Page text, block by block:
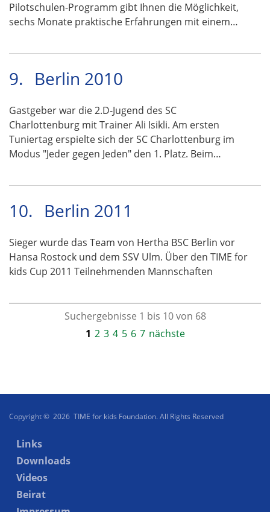
Pilotschulen-Programm gibt Ihnen die Möglichkeit,
sechs Monate praktische Erfahrungen mit einem…
9. Berlin 2010
Gastgeber war die 2.D-Jugend des SC
Charlottenburg mit Trainer Ali Isikli. Am ersten
Tuniertag erspielte sich der SC Charlottenburg im
Modus "Jeder gegen Jeden" den 1. Platz. Beim…
10. Berlin 2011
Sieger wurde das Team von Hertha BSC Berlin vor
Hansa Rostock und dem SSV Ulm. Über den TIME for
kids Cup 2011 Teilnehmenden Mannschaften
Suchergebnisse 1 bis 10 von 68
1 2 3 4 5 6 7 nächste
Copyright © 2026 TIME for kids Foundation. All Rights Reserved
Links
Downloads
Videos
Beirat